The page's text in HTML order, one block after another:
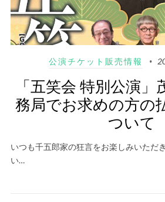
公演チケット販売情報
「五笑会 特別公演
務局でお求めの方の
ついて
いつも千五郎家の狂言をお楽しみいただ
い…